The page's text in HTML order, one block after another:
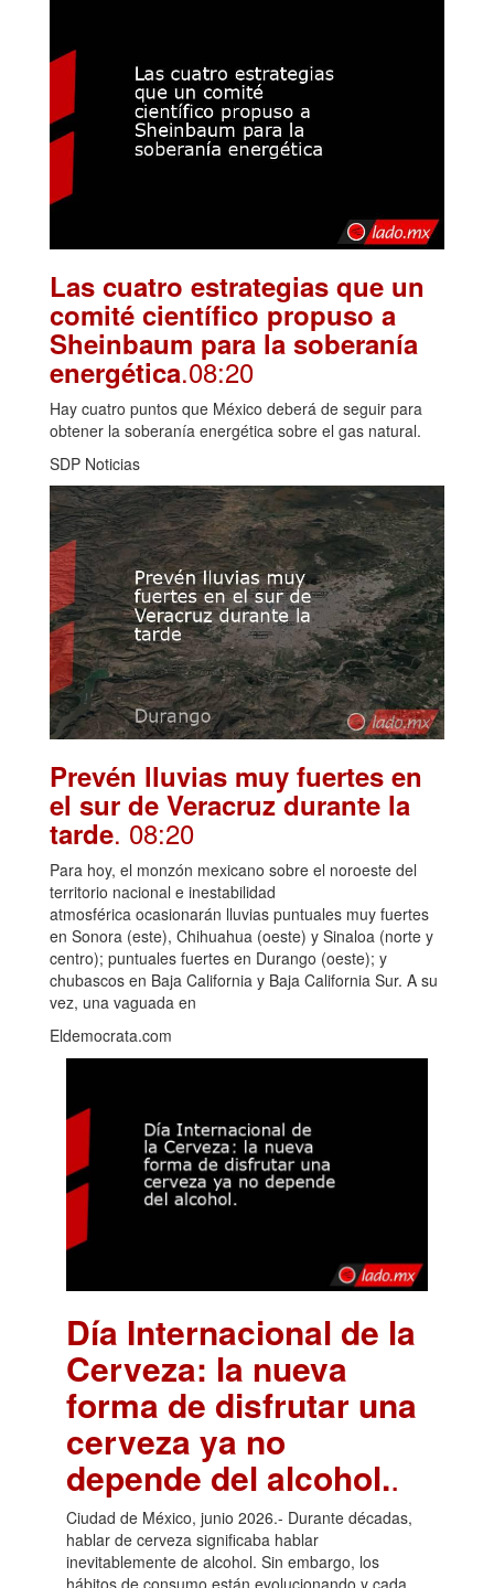
Las cuatro estrategias que un
comité científico propuso a
Sheinbaum para la soberanía
energética.08:20
Hay cuatro puntos que México deberá de seguir para
obtener la soberanía energética sobre el gas natural.
SDP Noticias
Prevén lluvias muy fuertes en
el sur de Veracruz durante la
tarde. 08:20
Para hoy, el monzón mexicano sobre el noroeste del
territorio nacional e inestabilidad
atmosférica ocasionarán lluvias puntuales muy fuertes
en Sonora (este), Chihuahua (oeste) y Sinaloa (norte y
centro); puntuales fuertes en Durango (oeste); y
chubascos en Baja California y Baja California Sur. A su
vez, una vaguada en
Eldemocrata.com
Día Internacional de la
Cerveza: la nueva
forma de disfrutar una
cerveza ya no
depende del alcohol..
Ciudad de México, junio 2026.- Durante décadas,
hablar de cerveza significaba hablar
inevitablemente de alcohol. Sin embargo, los
hábitos de consumo están evolucionando y cada